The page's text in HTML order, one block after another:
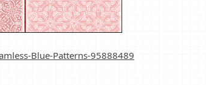
Blue-Patterns-95888489